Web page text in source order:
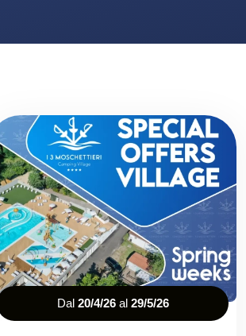
Dal 20/4/26al 29/5/26